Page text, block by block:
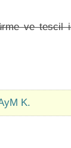
ve tescil
K.